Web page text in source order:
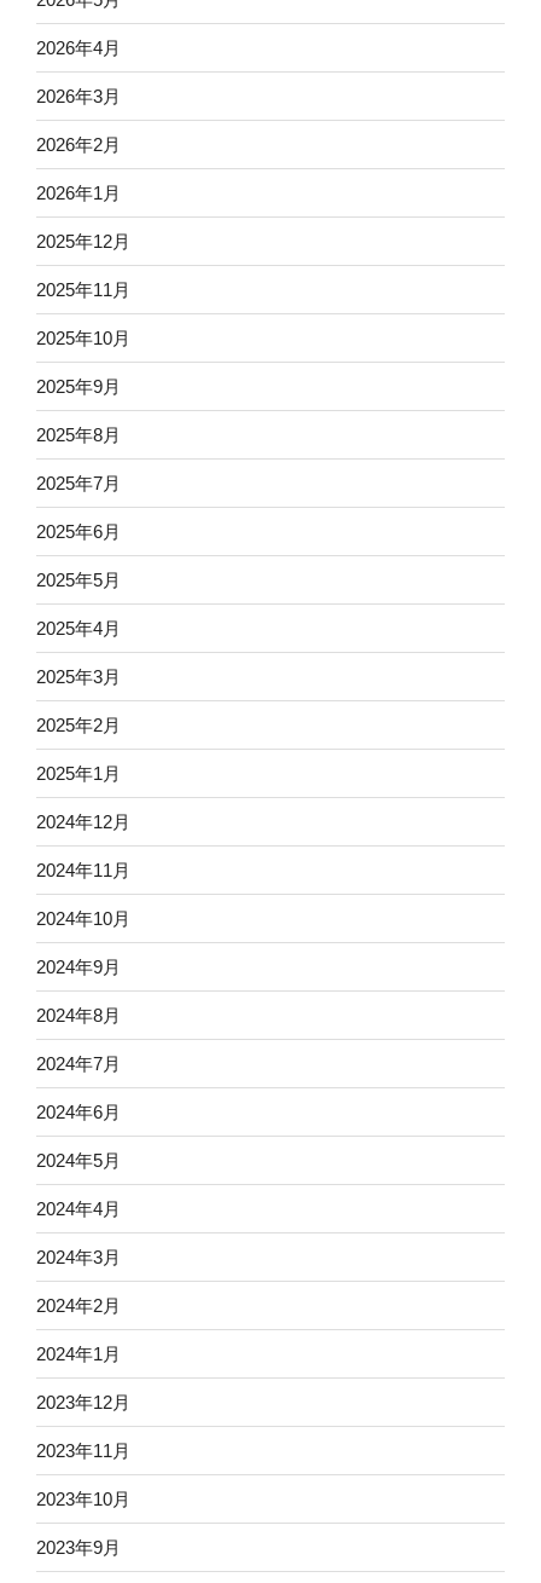
2026年4月
2026年3月
2026年2月
2026年1月
2025年12月
2025年11月
2025年10月
2025年9月
2025年8月
2025年7月
2025年6月
2025年5月
2025年4月
2025年3月
2025年2月
2025年1月
2024年12月
2024年11月
2024年10月
2024年9月
2024年8月
2024年7月
2024年6月
2024年5月
2024年4月
2024年3月
2024年2月
2024年1月
2023年12月
2023年11月
2023年10月
2023年9月